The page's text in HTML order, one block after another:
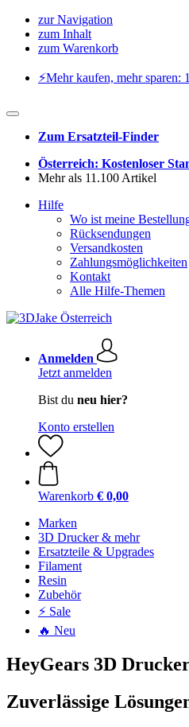
zur Navigation
zum Inhalt
zum Warenkorb
⚡️Mehr kaufen, mehr
Zum Ersatzteil-Finder
Österreich: Kostenloser
Mehr als 11.100 Artikel
Hilfe
Wo ist meine
Rücksendungen
Versandkosten
Zahlungsmöglichkeiten
Kontakt
Alle Hilfe-Themen
Anmelden
Jetzt anmelden
Bist du neu hier?
Konto erstellen
Warenkorb € 0,00
Marken
3D Drucker & mehr
Ersatzteile & Upgrades
Filament
Resin
Zubehör
⚡ Sale
🔥 Neu
HeyGears 3D
Zuverlässige